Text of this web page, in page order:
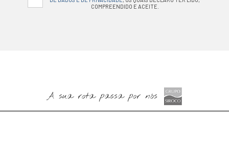
COMPREENDIDO E ACEITE.
A sua rota passa por nós